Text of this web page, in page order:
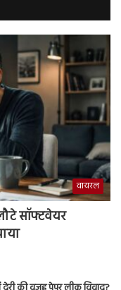
वायरल
सॉफ्टवेयर